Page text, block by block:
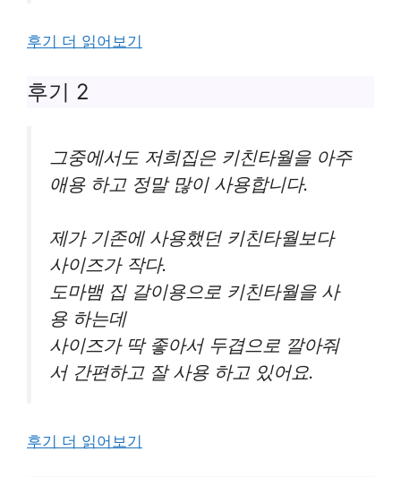
후기 더 읽어보기
후기 2
그중에서도 저희집은 키친타월을 아주
애용 하고 정말 많이 사용합니다.
제가 기존에 사용했던 키친타월보다
사이즈가 작다.
도마뱀 집 갈이용으로 키친타월을 사
용 하는데
사이즈가 딱 좋아서 두겹으로 깔아줘
서 간편하고 잘 사용 하고 있어요.
후기 더 읽어보기